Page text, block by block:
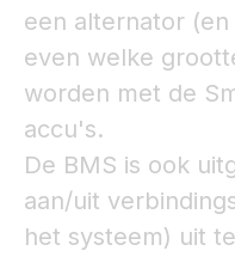
een alternator
even welke
worden met de
accu's.
De BMS is ook
aan/uit
het systeem) uit